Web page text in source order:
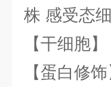
株 感受态
【干细胞
【蛋白修